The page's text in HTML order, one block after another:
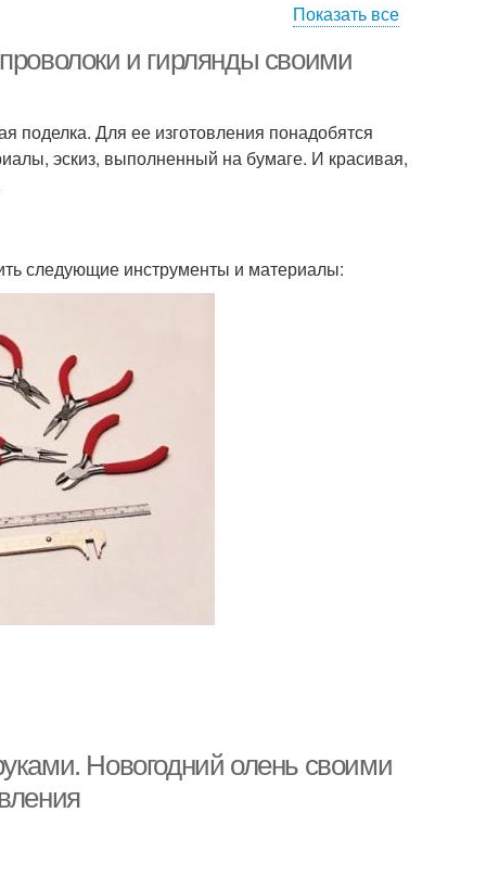
материалов
из проволоки Рождественский олень
Показать все
и гирлянды своими
поделка. Для ее изготовления понадобятся
эскиз, выполненный на бумаге. И красивая,
следующие инструменты и материалы:
Новогодний олень своими